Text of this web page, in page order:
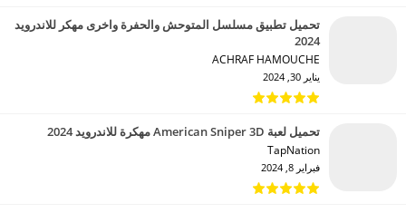
تحميل تطبيق مسلسل المتوحش والحفرة واخرى مهكر للاندرويد
2024
ACHRAF HAMOUCHE‏
يناير 30, 2024
تحميل لعبة American Sniper 3D مهكرة للاندرويد 2024
TapNation‏
فبراير 8, 2024